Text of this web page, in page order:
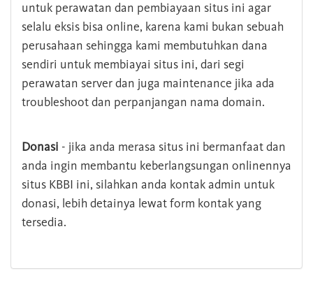
untuk perawatan dan pembiayaan situs ini agar
selalu eksis bisa online, karena kami bukan sebuah
perusahaan sehingga kami membutuhkan dana
sendiri untuk membiayai situs ini, dari segi
perawatan server dan juga maintenance jika ada
troubleshoot dan perpanjangan nama domain.
Donasi - jika anda merasa situs ini bermanfaat dan
anda ingin membantu keberlangsungan onlinennya
situs KBBI ini, silahkan anda kontak admin untuk
donasi, lebih detainya lewat form kontak yang
tersedia.